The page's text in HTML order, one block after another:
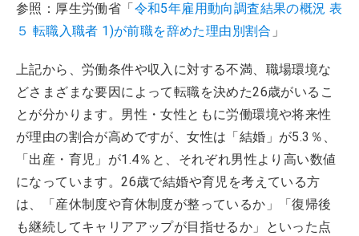
参照：厚生労働省「 令和5年雇用動向調査結果の概況 表
５ 転職入職者 1)が前職を辞めた理由別割合 」
上記から、労働条件や収入に対する不満、職場環境な
どさまざまな要因によって転職を決めた26歳がいるこ
とが分かります。男性・女性ともに労働環境や将来性
が理由の割合が高めですが、女性は「結婚」が5.3％、
「出産・育児」が1.4％と、それぞれ男性より高い数値
になっています。26歳で結婚や育児を考えている方
は、「産休制度や育休制度が整っているか」「復帰後
も継続してキャリアアップが目指せるか」といった点